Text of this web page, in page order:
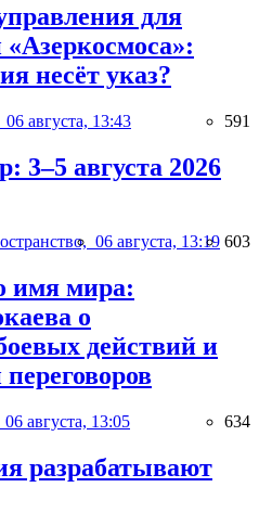
для
несёт указ?
06 августа, 13:43 591
3–5 августа 2026
06 августа, 13:19 603
имя мира:
о
действий и
06 августа, 13:05 634
разрабатывают